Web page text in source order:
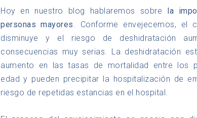
Hoy en nuestro blog hablaremos sobre la
personas mayores. Conforme envejecemos, el
disminuye y el riesgo de deshidratación
consecuencias muy serias. La deshidratación
aumento en las tasas de mortalidad entre los
edad y pueden precipitar la hospitalización de
riesgo de repetidas estancias en el hospital.